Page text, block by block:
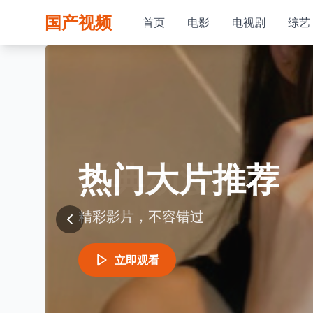
国产视频 首页 电影 电视剧 综艺
热门大片推荐
精彩影片，不容错过
立即观看
最新热播剧集
追剧必看，精彩不断
立即观看
经典动漫回顾
童年回忆，经典永恒
立即观看